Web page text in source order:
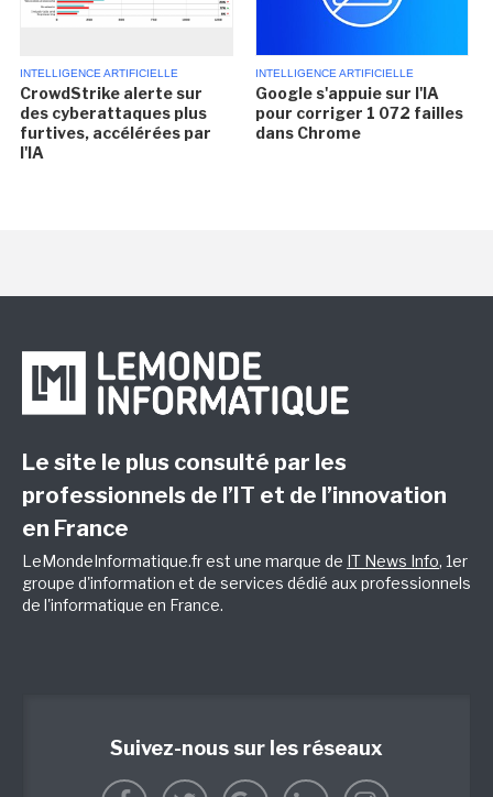
INTELLIGENCE ARTIFICIELLE
CrowdStrike alerte sur
des cyberattaques plus
furtives, accélérées par
l'IA
INTELLIGENCE ARTIFICIELLE
Google s'appuie sur l'IA
pour corriger 1 072 failles
dans Chrome
Le site le plus consulté par les
professionnels de l’IT et de l’innovation
en France
LeMondeInformatique.fr est une marque de IT News Info, 1er
groupe d'information et de services dédié aux professionnels
de l'informatique en France.
Suivez-nous sur les réseaux